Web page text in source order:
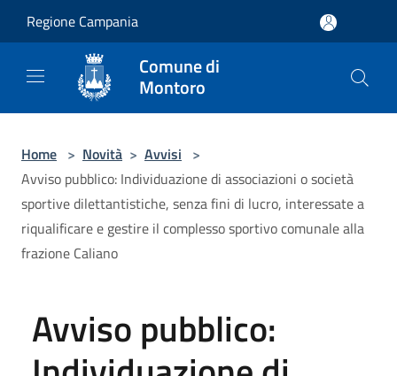
Regione Campania
Comune di
Montoro
Home > Novità > Avvisi >
Avviso pubblico: Individuazione di associazioni o società
sportive dilettantistiche, senza fini di lucro, interessate a
riqualificare e gestire il complesso sportivo comunale alla
frazione Caliano
Avviso pubblico: